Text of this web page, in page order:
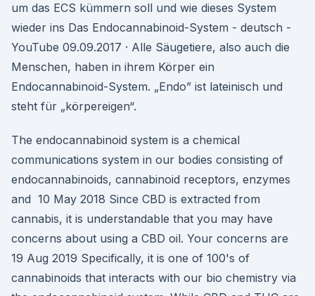
um das ECS kümmern soll und wie dieses System
wieder ins Das Endocannabinoid-System - deutsch -
YouTube 09.09.2017 · Alle Säugetiere, also auch die
Menschen, haben in ihrem Körper ein
Endocannabinoid-System. „Endo” ist lateinisch und
steht für „körpereigen“.
The endocannabinoid system is a chemical
communications system in our bodies consisting of
endocannabinoids, cannabinoid receptors, enzymes
and 10 May 2018 Since CBD is extracted from
cannabis, it is understandable that you may have
concerns about using a CBD oil. Your concerns are
19 Aug 2019 Specifically, it is one of 100's of
cannabinoids that interacts with our bio chemistry via